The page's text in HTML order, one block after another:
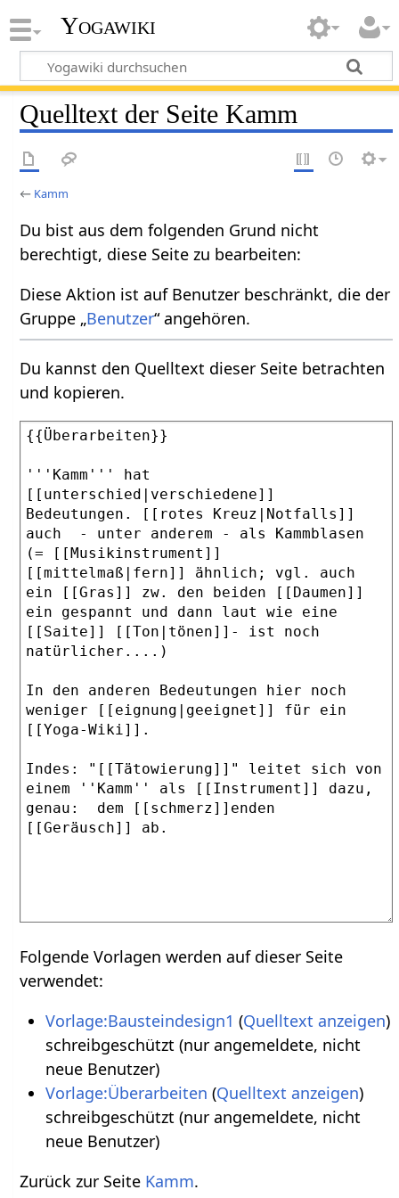
Yogawiki
Quelltext der Seite Kamm
← Kamm
Du bist aus dem folgenden Grund nicht
berechtigt, diese Seite zu bearbeiten:
Diese Aktion ist auf Benutzer beschränkt, die der
Gruppe „Benutzer“ angehören.
Du kannst den Quelltext dieser Seite betrachten
und kopieren.
Folgende Vorlagen werden auf dieser Seite
verwendet:
Vorlage:Bausteindesign1 (Quelltext anzeigen)
schreibgeschützt (nur angemeldete, nicht
neue Benutzer)
Vorlage:Überarbeiten (Quelltext anzeigen)
schreibgeschützt (nur angemeldete, nicht
neue Benutzer)
Zurück zur Seite Kamm.